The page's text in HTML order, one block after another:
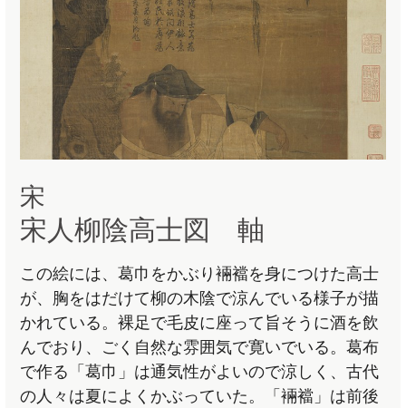
宋
宋人柳陰高士図 軸
この絵には、葛巾をかぶり裲襠を身につけた高士
が、胸をはだけて柳の木陰で涼んでいる様子が描
かれている。裸足で毛皮に座って旨そうに酒を飲
んでおり、ごく自然な雰囲気で寛いでいる。葛布
で作る「葛巾」は通気性がよいので涼しく、古代
の人々は夏によくかぶっていた。「裲襠」は前後